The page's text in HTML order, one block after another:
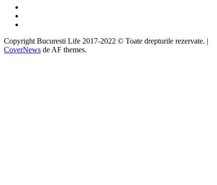
Copyright Bucuresti Life 2017-2022 © Toate drepturile rezervate. |
CoverNews de AF themes.